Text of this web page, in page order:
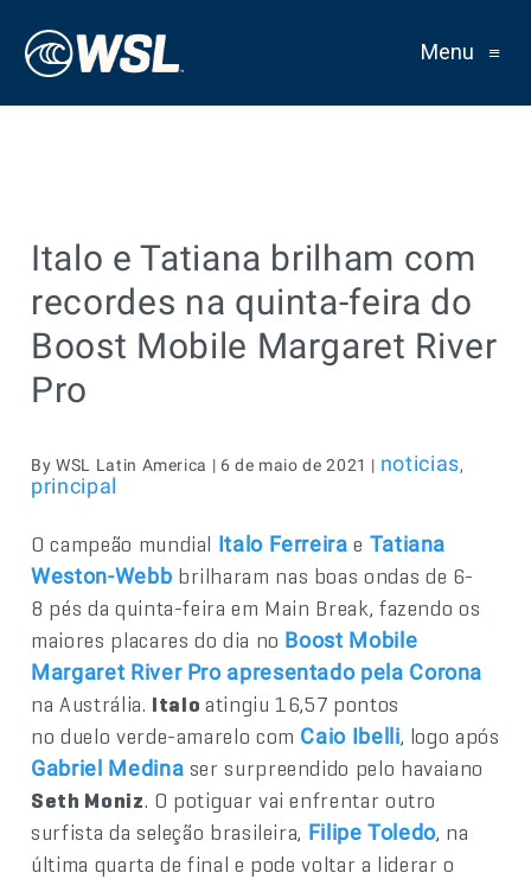
Menu ≡
Italo e Tatiana brilham com
recordes na quinta-feira do
Boost Mobile Margaret River
Pro
By WSL Latin America | 6 de maio de 2021 | noticias,
principal
O campeão mundial Italo Ferreira e Tatiana
Weston-Webb brilharam nas boas ondas de 6-
8 pés da quinta-feira em Main Break, fazendo os
maiores placares do dia no Boost Mobile
Margaret River Pro apresentado pela Corona
na Austrália. Italoatingiu 16,57 pontos
no duelo verde-amarelo com Caio Ibelli, logo após
Gabriel Medina ser surpreendido pelo havaiano
Seth Moniz. O potiguar vai enfrentar outro
surfista da seleção brasileira, Filipe Toledo, na
última quarta de final e pode voltar a liderar o